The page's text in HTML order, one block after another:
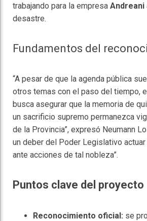
trabajando para la empresa Andreani
desastre.
Fundamentos del
“A pesar de que la agenda pública
otros temas con el paso del tiempo,
busca asegurar que la memoria de
un sacrificio supremo permanezca
de la Provincia”, expresó Neumann
un deber del Poder Legislativo
ante acciones de tal nobleza”.
Puntos clave del proyecto
Reconocimiento oficial: se